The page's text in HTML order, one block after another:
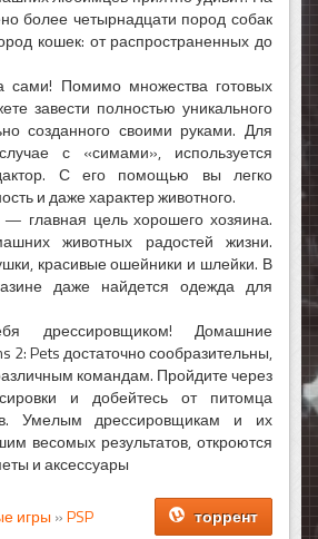
более четырнадцати пород собак
кошек: от распространенных до
сами! Помимо множества готовых
завести полностью уникального
созданного своими руками. Для
с «симами», используется
С его помощью вы легко
и даже характер животного.
главная цель хорошего хозяина.
животных радостей жизни.
красивые ошейники и шлейки. В
даже найдется одежда для
дрессировщиком! Домашние
2: Pets достаточно сообразительны,
командам. Пройдите через
и добейтесь от питомца
Умелым дрессировщикам и их
весомых результатов, откроются
и аксессуары
игры»PSP торрент